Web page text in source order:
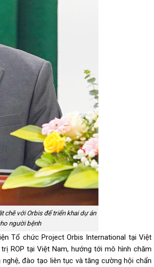
chẽ với Orbis để triển khai dự án
người bệnh
Tổ chức Project Orbis International tại Việt
ROP tại Việt Nam, hướng tới mô hình chăm
đào tạo liên tục và tăng cường hội chẩn